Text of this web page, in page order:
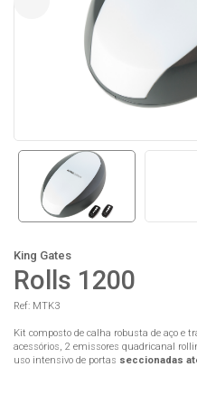
King Gates
Rolls 1200
Ref: MTK3
Kit composto de calha robusta de aço e
acessórios, 2 emissores quadricanal
uso intensivo de portas seccionadas